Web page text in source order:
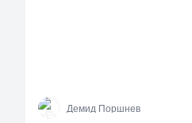
Д Демид Поршнев